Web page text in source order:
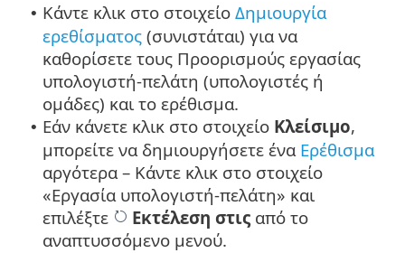
• Κάντε κλικ στο στοιχείο Δημιουργία
ερεθίσματος (συνιστάται) για να
καθορίσετε τους Προορισμούς εργασίας
υπολογιστή-πελάτη (υπολογιστές ή
ομάδες) και το ερέθισμα.
• Εάν κάνετε κλικ στο στοιχείο Κλείσιμο,
μπορείτε να δημιουργήσετε ένα Ερέθισμα
αργότερα – Κάντε κλικ στο στοιχείο
«Εργασία υπολογιστή-πελάτη» και
επιλέξτε
Εκτέλεση στις από το
αναπτυσσόμενο μενού.